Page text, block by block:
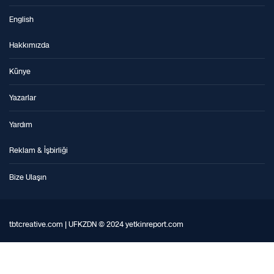
English
Hakkımızda
Künye
Yazarlar
Yardım
Reklam & İşbirliği
Bize Ulaşın
tbtcreative.com | UFKZDN © 2024 yetkinreport.com